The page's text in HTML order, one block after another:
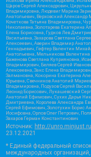
Щаров Сергей Алексадрович,
Владимировна, Людевиг Марина
Анатольевич, Верховский
Кочеткова Татьяна Владимировна,
Николаевна, Золотарева Екатерина
Елена Борисовна, Гудков Лев
Васильевна, Захарова Светлана
Алексеевич, Аверин Владимир
Геннадьевич, Гефтер Валентин
Анатольевна, Мельникова
Баженова Светлана Куприяновна,
Владимирович, Беляев Сергей
Алексеевна, Закс Елена
Залмановна, Кокорина Екатерина
Юрьевна, Свечников Анатолий
Владимировна, Подузов Сергей
Леонид Борисович, Лукашевский
Анатолий Ефимович, Сухих Дарья
Дмитриевна, Королева Александра
Сергей Ефимович, Золотухин Борис
Иосифовна, Орлов Олег Петрович,
Захаров Герман Константинович
Источник: http://
23.12.2021
* Единый федеральный
международных организаций,